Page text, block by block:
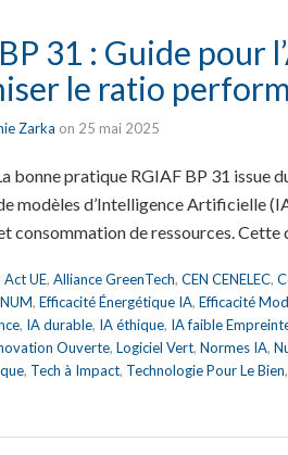
31 : Guide pour
le ratio
Zarka on 25 mai 2025
bonne pratique RGIAF BP 31 issue
modèles d’Intelligence Artificielle
consommation de ressources. Cette
Act UE, Alliance GreenTech, CEN CENELEC,
, Efficacité Énergétique IA, Efficacité
, IA durable, IA éthique, IA faible
Ouverte, Logiciel Vert, Normes IA,
, Tech à Impact, Technologie Pour Le Bien,